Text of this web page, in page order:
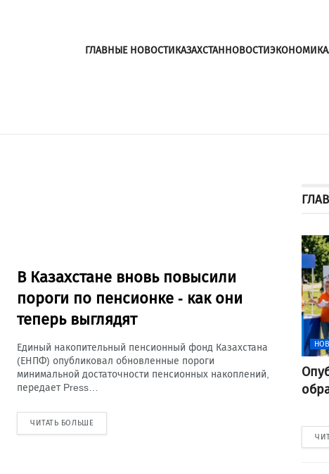
ГЛАВНЫЕ НОВОСТИКАЗАХСТАННОВОСТИЭКОНОМИКА
В Казахстане вновь повысили
пороги по пенсионке - как они
теперь выглядят
Единый накопительный пенсионный фонд Казахстана
(ЕНПФ) опубликовал обновленные пороги
минимальной достаточности пенсионных накоплений,
передает Press…
ЧИТАТЬ БОЛЬШЕ